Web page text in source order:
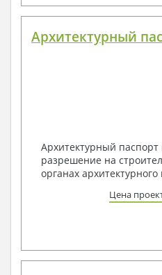
Архитектурный
Архитектурный паспорт
разрешение на
органах архитектурного
Цена